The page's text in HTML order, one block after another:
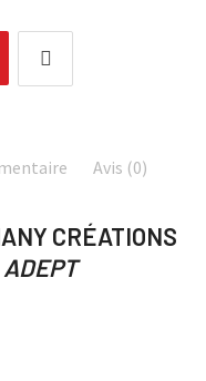
Avis (0)
CRÉATIONS